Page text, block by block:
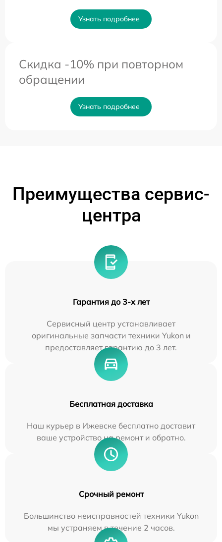
Узнать подробнее
Скидка -10% при повторном
обращении
Узнать подробнее
Преимущества сервис-
центра
Гарантия до 3-х лет
Сервисный центр устанавливает
оригинальные запчасти техники Yukon и
предоставляет гарантию до 3 лет.
Бесплатная доставка
Наш курьер в Ижевске бесплатно доставит
ваше устройство на ремонт и обратно.
Срочный ремонт
Большинство неисправностей техники Yukon
мы устраняем в течение 2 часов.